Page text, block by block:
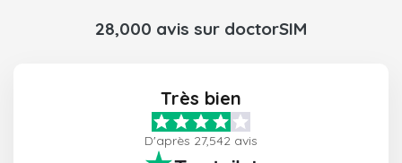
28,000 avis sur doctorSIM
Très bien
D'après 27,542 avis